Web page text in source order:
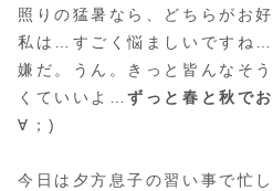
照りの猛暑なら、どちらがお
私は…すごく悩ましいですね
嫌だ。うん。きっと皆んなそ
くていいよ…ずっと春と秋で
∀；)
今日は夕方息子の習い事で忙